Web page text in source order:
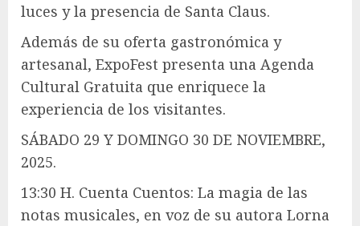
luces y la presencia de Santa Claus.
Además de su oferta gastronómica y
artesanal, ExpoFest presenta una Agenda
Cultural Gratuita que enriquece la
experiencia de los visitantes.
SÁBADO 29 Y DOMINGO 30 DE NOVIEMBRE,
2025.
13:30 H. Cuenta Cuentos: La magia de las
notas musicales, en voz de su autora Lorna